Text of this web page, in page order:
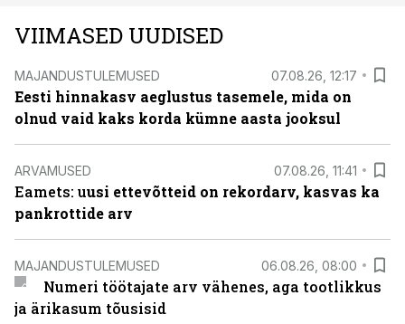
VIIMASED UUDISED
MAJANDUSTULEMUSED 07.08.26, 12:17
Eesti hinnakasv aeglustus tasemele, mida on
olnud vaid kaks korda kümne aasta jooksul
ARVAMUSED 07.08.26, 11:41
Eamets: uusi ettevõtteid on rekordarv, kasvas ka
pankrottide arv
MAJANDUSTULEMUSED 06.08.26, 08:00
Numeri töötajate arv vähenes, aga tootlikkus
ja ärikasum tõusisid